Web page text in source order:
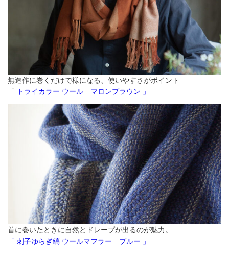
無造作に巻くだけで様になる、使いやすさがポイント
「
トライカラー ウール マロンブラウン 」
首に巻いたときに自然とドレープが出るのが魅力。
「 刺子ゆらぎ縞 ウールマフラー ブルー 」